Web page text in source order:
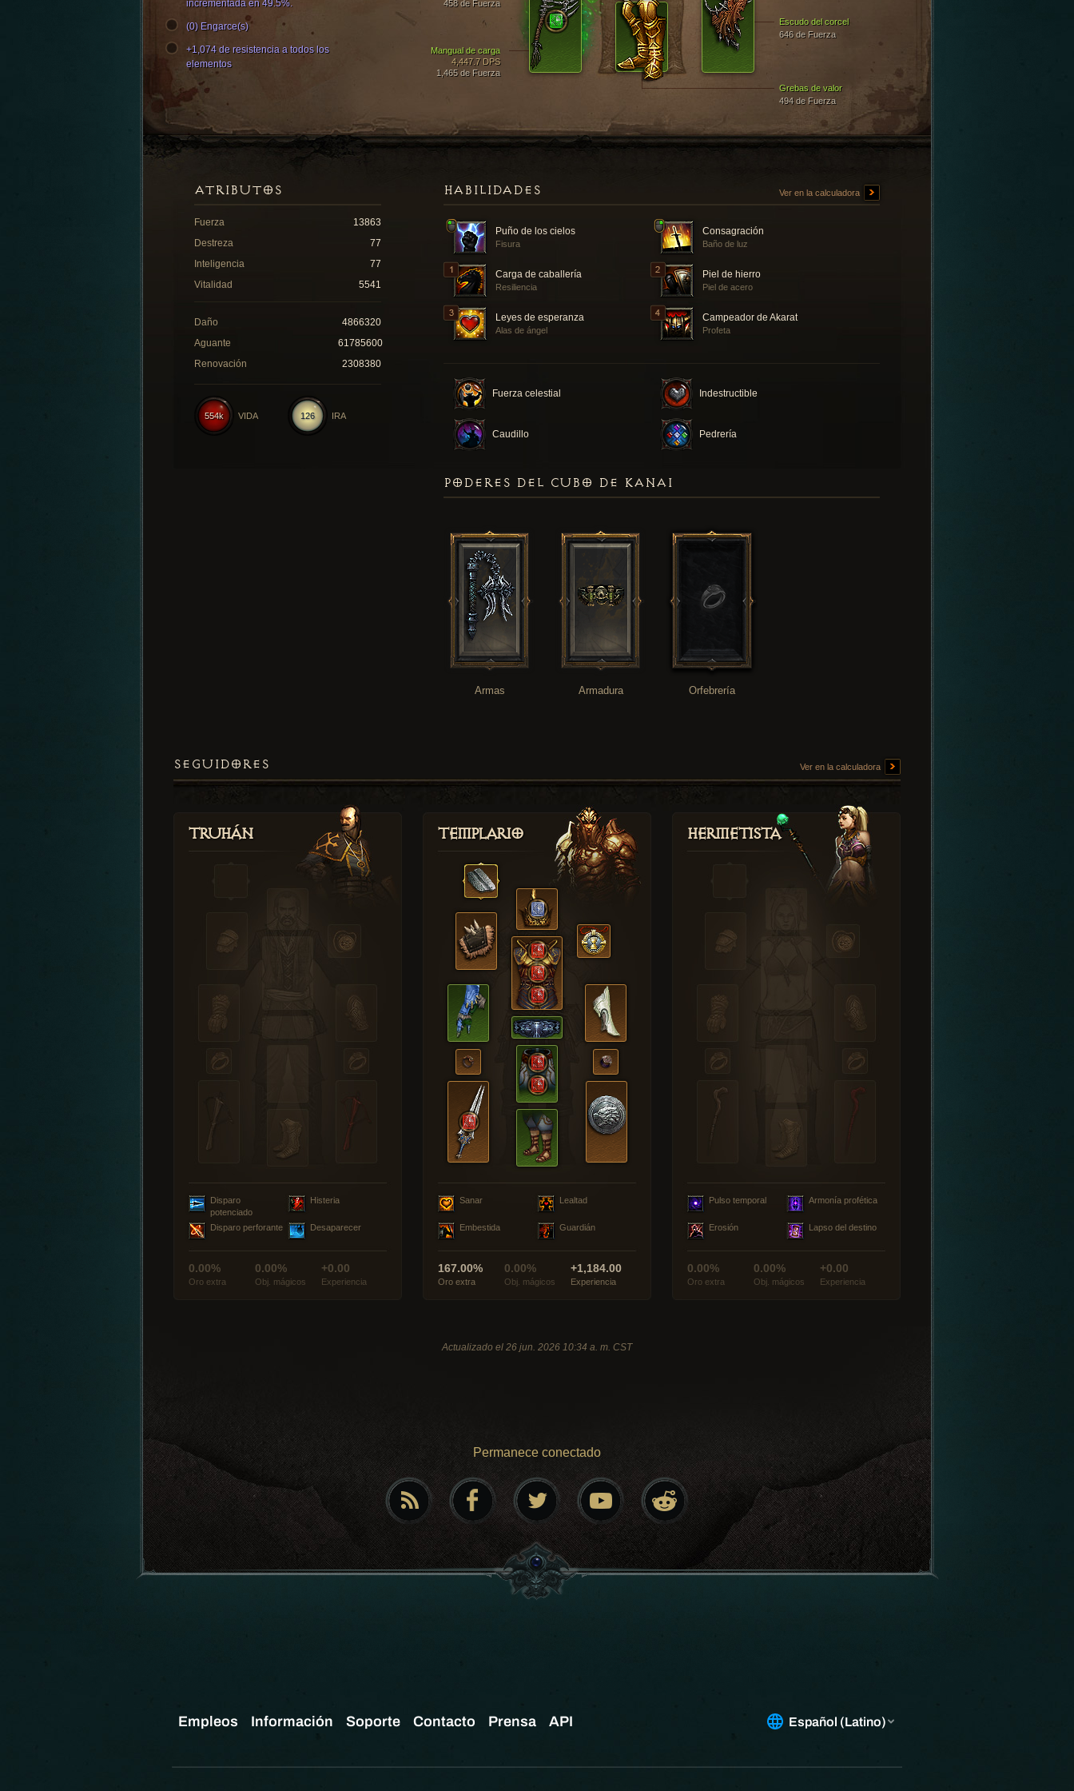
Grebas de valor
494 de Fuerza
458 de Fuerza
Mangual de carga
4,447.7 DPS
1,465 de Fuerza
Escudo del corcel
646 de Fuerza
incrementada en 49.5%.
(0) Engarce(s)
+1,074 de resistencia a todos los
elementos
HABILIDADES Ver en la calculadora
Puño de los cielos
Fisura
Consagración
Baño de luz
Carga de caballería
Resiliencia
Piel de hierro
Piel de acero
Leyes de esperanza
Alas de ángel
Campeador de Akarat
Profeta
Fuerza celestial Indestructible
Caudillo Pedrería
ATRIBUTOS
Fuerza
13863
Destreza
77
Inteligencia
77
Vitalidad
5541
Daño
4866320
Aguante
61785600
Renovación
2308380
126 IRA
554k VIDA
PODERES DEL CUBO DE KANAI
Armas Armadura Orfebrería
SEGUIDORES Ver en la calculadora
Truhán
Disparo
potenciado
Histeria
Disparo perforante Desaparecer
0.00%
Oro extra
0.00%
Obj. mágicos
+0.00
Experiencia
Templario
Sanar Lealtad
Embestida Guardián
167.00%
Oro extra
0.00%
Obj. mágicos
+1,184.00
Experiencia
Hermetista
Pulso temporal Armonía profética
Erosión Lapso del destino
0.00%
Oro extra
0.00%
Obj. mágicos
+0.00
Experiencia
Actualizado el 26 jun. 2026 10:34 a. m. CST
Permanece conectado